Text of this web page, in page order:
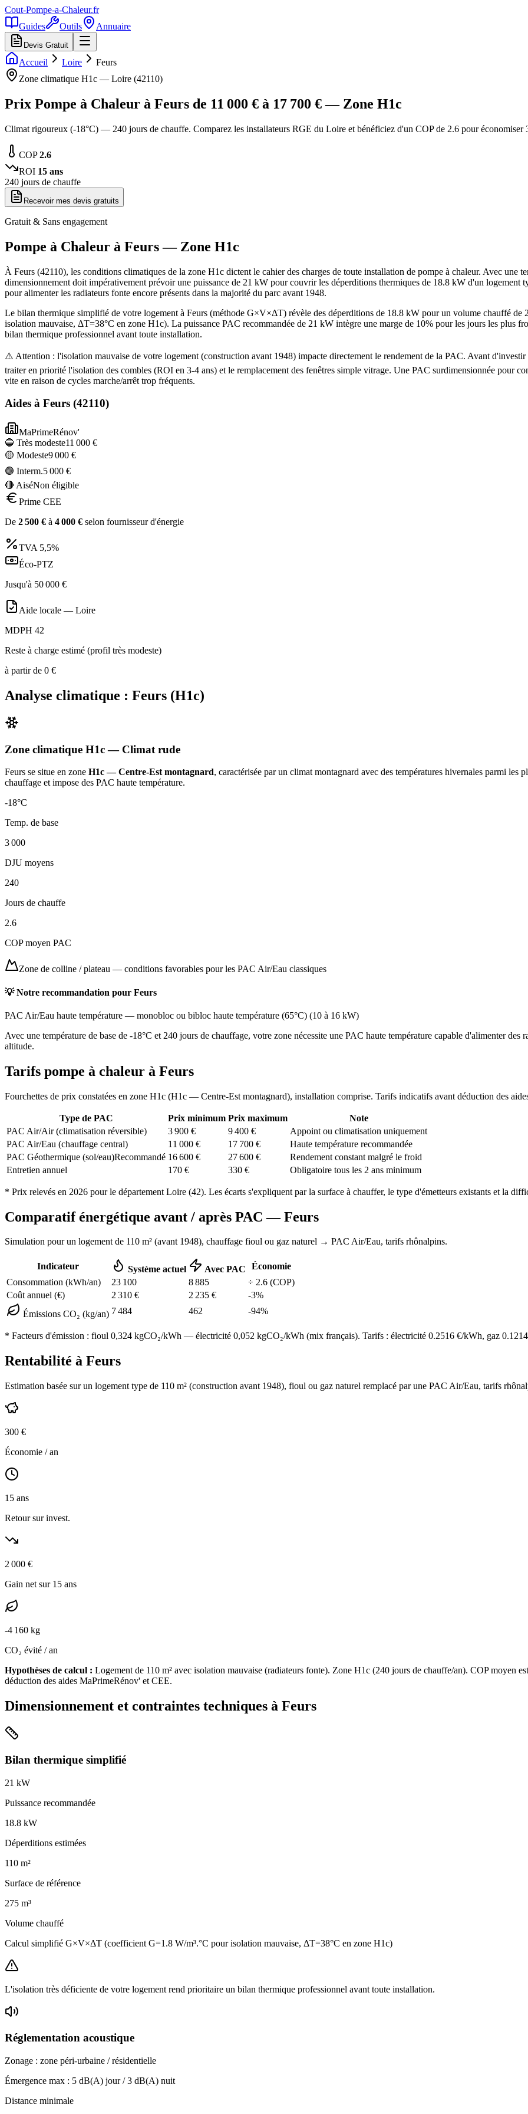
Cout-Pompe-a-Chaleur.fr
Guides
Outils Annuaire
Devis Gratuit
Accueil Loire
Feurs
Zone climatique H1c — Loire (42110)
Prix Pompe à Chaleur à Feurs de 11 000 € à 17 700 € — Zone H1c
Climat rigoureux (-18°C) — 240 jours de chauffe. Comparez les installateurs RGE du Loire et bénéficiez d'un COP de 2.6 pour économiser
COP2.6
ROI 15 ans
240 jours de chauffe
Recevoir mes devis gratuits
Gratuit & Sans engagement
Pompe à Chaleur à Feurs— Zone H1c
À Feurs (42110), les conditions climatiques de la zone H1c dictent le cahier des charges de toute installation de pompe à chaleur. Avec une
dimensionnement doit impérativement prévoir une puissance de 21 kW pour couvrir les déperditions thermiques de 18.8 kW d'un logement
pour alimenter les radiateurs fonte encore présents dans la majorité du parc avant 1948.
Le bilan thermique simplifié de votre logement à Feurs (méthode G×V×ΔT) révèle des déperditions de 18.8 kW pour un volume chauffé
isolation mauvaise, ΔT=38°C en zone H1c). La puissance PAC recommandée de 21 kW intègre une marge de 10% pour les jours les plus
bilan thermique professionnel avant toute installation.
⚠️ Attention : l'isolation mauvaise de votre logement (construction avant 1948) impacte directement le rendement de la PAC. Avant
traiter en priorité l'isolation des combles (ROI en 3-4 ans) et le remplacement des fenêtres simple vitrage. Une PAC surdimensionnée pour
vite en raison de cycles marche/arrêt trop fréquents.
Aides à Feurs (42110)
MaPrimeRénov'
🔵 Très modeste11 000 €
🟡 Modeste9 000 €
🟣 Interm.5 000 €
🔴 AiséNon éligible
Prime CEE
De 2 500 € à 4 000 € selon fournisseur d'énergie
TVA 5,5%
Éco-PTZ
Jusqu'à 50 000 €
Aide locale — Loire
MDPH 42
Reste à charge estimé (profil très modeste)
à partir de 0 €
Analyse climatique : Feurs (H1c)
Zone climatique H1c— Climat rude
Feurs se situe en zone H1c — Centre-Est montagnard, caractérisée par un climat montagnard avec des températures hivernales parmi les
chauffage et impose des PAC haute température.
-18°C
Temp. de base
3 000
DJU moyens
240
Jours de chauffe
2.6
COP moyen PAC
Zone de colline / plateau — conditions favorables pour les PAC Air/Eau classiques
💡 Notre recommandation pour Feurs
PAC Air/Eau haute température — monobloc ou bibloc haute température (65°C) (10 à 16 kW)
Avec une température de base de -18°C et 240 jours de chauffage, votre zone nécessite une PAC haute température capable d'alimenter des
altitude.
Tarifs pompe à chaleur à Feurs
Fourchettes de prix constatées en zone H1c (H1c — Centre-Est montagnard), installation comprise. Tarifs indicatifs avant déduction des
Type de PAC Prix minimum Prix maximum
Note
PAC Air/Air (climatisation réversible)
3 900 € 9 400 €
Appoint ou climatisation uniquement
PAC Air/Eau (chauffage central)
11 000 € 17 700 €
Haute température recommandée
PAC Géothermique (sol/eau)Recommandé 16 600 € 27 600 €
Rendement constant malgré le froid
Entretien annuel
170 € 330 € Obligatoire tous les 2 ans minimum
* Prix relevés en 2026 pour le département Loire (42). Les écarts s'expliquent par la surface à chauffer, le type d'émetteurs existants et la
Comparatif énergétique avant / après PAC —Feurs
Simulation pour un logement de 110 m² (avant 1948), chauffage fioul ou gaz naturel → PAC Air/Eau, tarifs rhônalpins.
Indicateur Système actuel Avec PAC
Économie
Consommation (kWh/an)
23 100 8 885 ÷ 2.6 (COP)
Coût annuel (€)
2 310 € 2 235 € -3%
Émissions CO₂ (kg/an) 7 484 462 -94%
* Facteurs d'émission : fioul 0,324 kgCO₂/kWh — électricité 0,052 kgCO₂/kWh (mix français). Tarifs : électricité 0.2516 €/kWh, gaz 0.1214
Rentabilité à Feurs
Estimation basée sur un logement type de 110 m² (construction avant 1948), fioul ou gaz naturel remplacé par une PAC Air/Eau, tarifs
300 €
Économie / an
15 ans
Retour sur invest.
2 000 €
Gain net sur 15 ans
-4 160 kg
CO₂ évité / an
Hypothèses de calcul : Logement de 110 m² avec isolation mauvaise (radiateurs fonte). Zone H1c (240 jours de chauffe/an). COP moyen
déduction des aides MaPrimeRénov' et CEE.
Dimensionnement et contraintes techniques à Feurs
Bilan thermique simplifié
21 kW
Puissance recommandée
18.8 kW
Déperditions estimées
110 m²
Surface de référence
275 m³
Volume chauffé
Calcul simplifié G×V×ΔT (coefficient G=1.8 W/m³.°C pour isolation mauvaise, ΔT=38°C en zone H1c)
L'isolation très déficiente de votre logement rend prioritaire un bilan thermique professionnel avant toute installation.
Réglementation acoustique
Zonage : zone péri-urbaine / résidentielle
Émergence max : 5 dB(A) jour /3 dB(A) nuit
Distance minimale